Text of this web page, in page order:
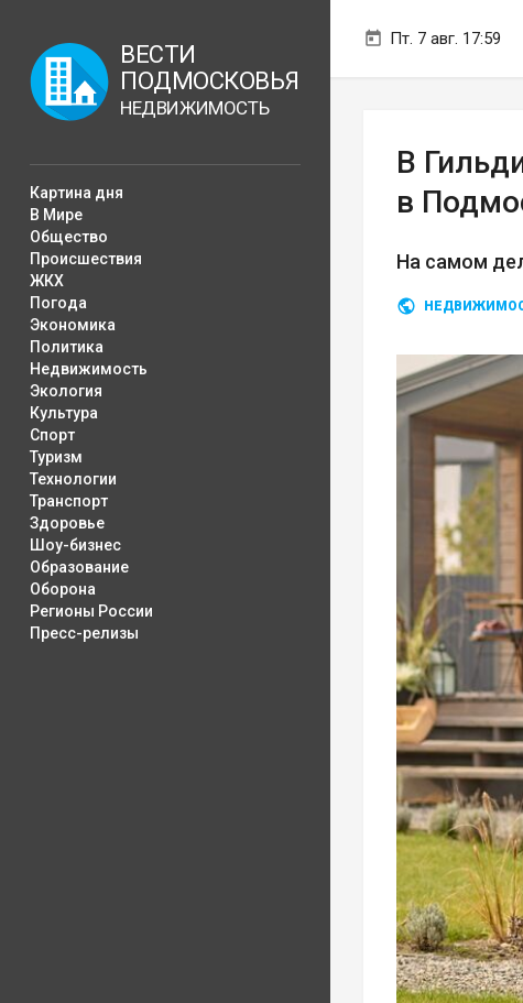
Пт. 7 авг. 17:59
ВЕСТИ
ПОДМОСКОВЬЯ
НЕДВИЖИМОСТЬ
Картина дня
В Мире
Общество
Происшествия
ЖКХ
Погода
Экономика
Политика
Недвижимость
Экология
Культура
Спорт
Туризм
Технологии
Транспорт
Здоровье
Шоу-бизнес
Образование
Оборона
Регионы России
Пресс-релизы
В
в
На самом